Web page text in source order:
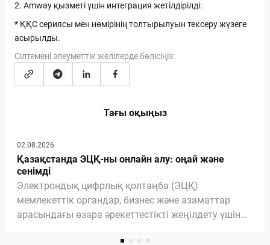
2. Amway қызметі үшін интеграция жетілдірілді:
* ҚҚС сериясы мен нөмірінің толтырылуын тексеру жүзеге
асырылды.
Сілтемені әлеуметтік желілерде бөлісіңіз:
Тағы оқыңыз
02.08.2026
Қазақстанда ЭЦҚ-ны онлайн алу: оңай және
сенімді
Электрондық цифрлық қолтаңба (ЭЦҚ)
мемлекеттік органдар, бизнес және азаматтар
арасындағы өзара әрекеттестікті жеңілдету үшін